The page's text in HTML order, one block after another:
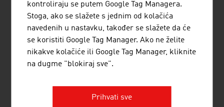
pohľadov do sveta mobility
a novinky o
vzrušujúcom vývoji rakúskych spoločností v tomto odvetví
odborný časopis
kontroliraju se putem Google Tag Managera.
Stoga, ako se slažete s jednim od kolačića
navedenih u nastavku, također se slažete da će
se koristiti Google Tag Manager. Ako ne želite
nikakve kolačiće ili Google Tag Manager, kliknite
na dugme "blokiraj sve".
Prihvati sve